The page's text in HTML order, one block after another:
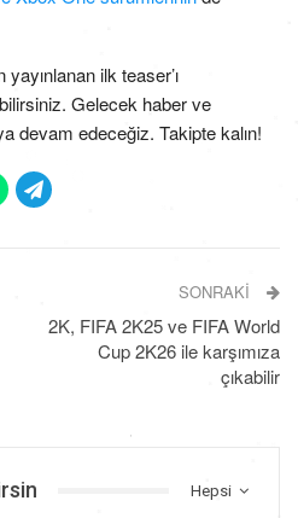
ilk teaser’ı
Gelecek haber ve
devam edeceğiz. Takipte kalın!
SONRAKI
2K, FIFA 2K25 ve FIFA World
Cup 2K26 ile karşımıza
çıkabilir
Hepsi